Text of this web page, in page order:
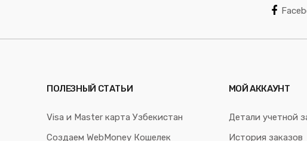
ПОЛЕЗНЫЙ СТАТЬИ
Visa и Master карта Узбекистан
Создаем WebMoney Кошелек
МОЙ АККАУНТ
Детали учетной
История заказов